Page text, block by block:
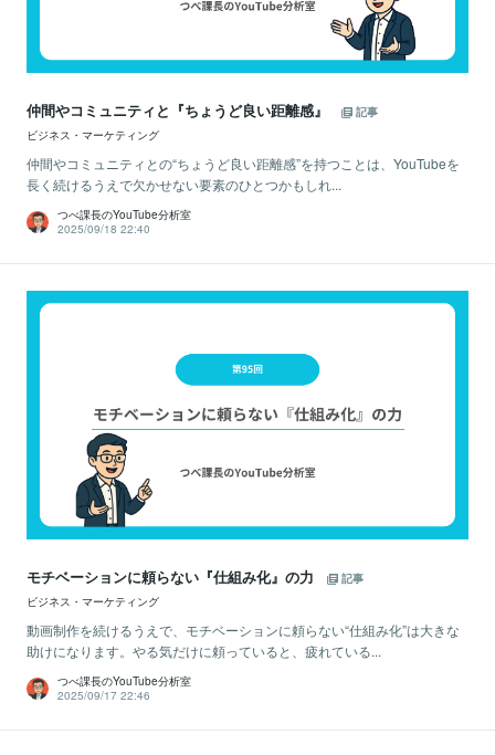
仲間やコミュニティと『ちょうど良い距離感』
記事
ビジネス・マーケティング
仲間やコミュニティとの“ちょうど良い距離感”を持つことは、YouTubeを
長く続けるうえで欠かせない要素のひとつかもしれ...
つべ課長のYouTube分析室
2025/09/18 22:40
モチベーションに頼らない『仕組み化』の力
記事
ビジネス・マーケティング
動画制作を続けるうえで、モチベーションに頼らない“仕組み化”は大きな
助けになります。やる気だけに頼っていると、疲れている...
つべ課長のYouTube分析室
2025/09/17 22:46